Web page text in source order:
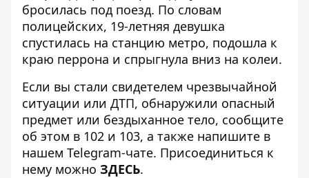
бросилась под поезд. По словам
полицейских, 19-летняя девушка
спустилась на станцию метро, подошла к
краю перрона и спрыгнула вниз на колеи.
Если вы стали свидетелем чрезвычайной
ситуации или ДТП, обнаружили опасный
предмет или бездыханное тело, сообщите
об этом в 102 и 103, а также напишите в
нашем Telegram-чате. Присоединиться к
нему можно ЗДЕСЬ.